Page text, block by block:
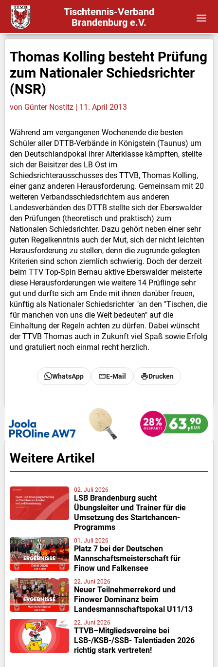
Tischtennis-Verband
Brandenburg e.V.
Thomas Kolling besteht Prüfung
zum Nationaler Schiedsrichter
(NSR)
von Günter Nostitz | 11. April 2013
Während am vergangenen Wochenende die besten
Schüler aller DTTB-Verbände in Königstein (Taunus) um
den Deutschlandpokal ihrer Alterklasse kämpften, stellte
sich der Beisitzer des LB Ost im
Schiedsrichterausschusses des TTVB, Thomas Kolling,
einer ganz anderen Herausforderung. Gemeinsam mit 20
weiteren Verbandsschiedsrichtern aus anderen
Landesverbänden des DTTB stellte sich der Eberswalder
den Prüfungen (theoretisch und praktisch) zum
Nationalen Schiedsrichter. Dazu gehört neben einer sehr
guten Regelkenntnis auch der Mut, sich der nicht leichten
Herausforderung zu stellen, denn die zugrunde gelegten
Kriterien sind schon ziemlich schwierig. Doch der derzeit
beim TTV Top-Spin Bernau aktive Eberswalder meisterte
diese Herausforderungen wie weitere 14 Prüflinge sehr
gut und durfte sich am Ende mit ihnen darüber freuen,
künftig als Nationaler Schiedsrichter "an den "Tischen, die
für manchen von uns die Welt bedeuten" auf die
Einhaltung der Regeln achten zu dürfen. Dabei wünscht
der TTVB Thomas auch in Zukunft viel Spaß sowie Erfolg
und gratuliert noch einmal recht herzlich.
WhatsApp E-Mail Drucken
Weitere Artikel
LSB Brandenburg sucht
Übungsleiter und Trainer für die
Umsetzung des Startchancen-
Programms
02. Juli 2026
Platz 7 bei der Deutschen
Mannschaftsmeisterschaft für
Finow und Falkensee
01. Juli 2026
Neuer Teilnehmerrekord und
Finower Dominanz beim
Landesmannschaftspokal U11/13
22. Juni 2026
TTVB–Mitgliedsvereine bei
LSB-/KSB-/SSB- Talentiaden 2026
richtig stark vertreten!
22. Juni 2026